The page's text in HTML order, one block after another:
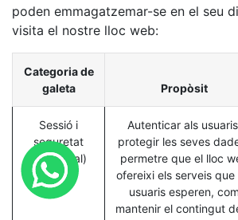
poden emmagatzemar-se en el seu
visita el nostre lloc web:
Categoria de
galeta
Propòsit
Sessió i
seguretat
(essencial)
Autenticar als
protegir les seves
permetre que el lloc
ofereixi els serveis que
usuaris esperen, com
mantenir el contingut